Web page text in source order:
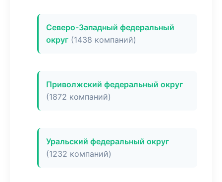
Северо-Западный федеральный
округ (1438 компаний)
Приволжский федеральный округ
(1872 компаний)
Уральский федеральный округ
(1232 компаний)